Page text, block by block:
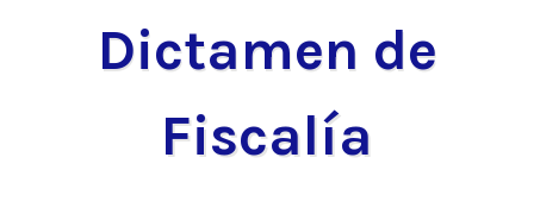
Dictamen de
Fiscalía